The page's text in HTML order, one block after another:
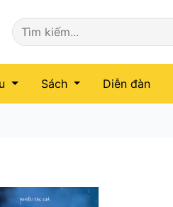
Sách Diễn đàn